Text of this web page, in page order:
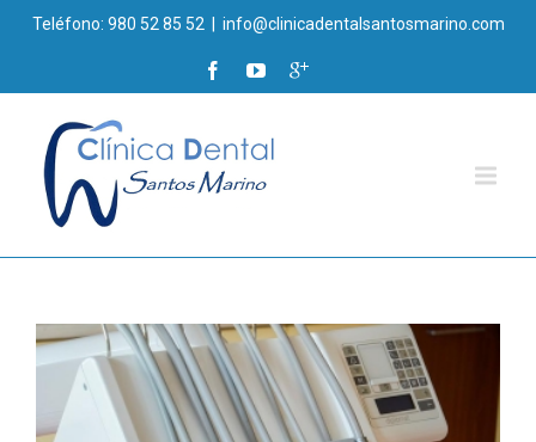
Teléfono: 980 52 85 52 info@clinicadentalsantosmarino.com